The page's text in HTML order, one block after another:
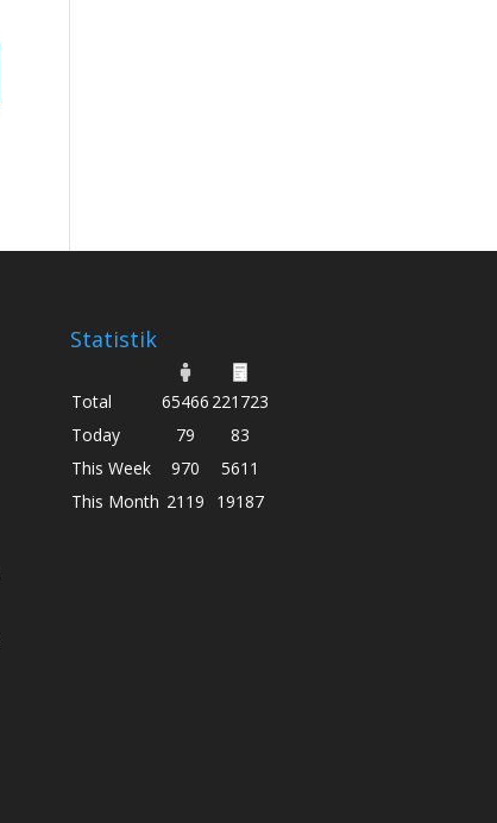
Statistik
Total 65466 221723
Today
79
83
This Week
970
5611
This Month 2119 19187